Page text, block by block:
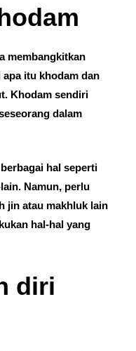
membangkitkan
apa itu khodam dan
Khodam sendiri
dalam
hal seperti
Namun, perlu
jin atau makhluk lain
hal-hal yang
diri